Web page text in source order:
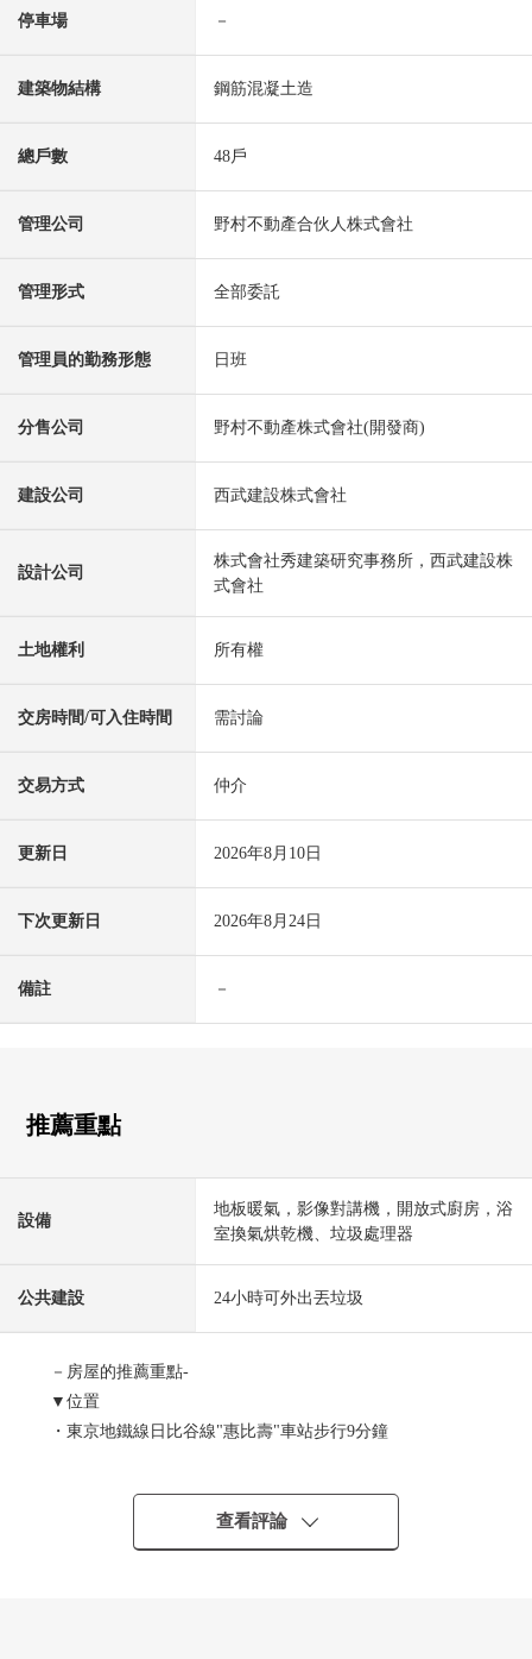
停車場 －
建築物結構 鋼筋混凝土造
總戶數 48戶
管理公司 野村不動產合伙人株式會社
管理形式 全部委託
管理員的勤務形態 日班
分售公司 野村不動產株式會社(開發商)
建設公司 西武建設株式會社
設計公司
株式會社秀建築研究事務所，西武建設株
式會社
土地權利 所有權
交房時間/可入住時間 需討論
交易方式 仲介
更新日 2026年8月10日
下次更新日 2026年8月24日
備註 －
推薦重點
設備
地板暖氣，影像對講機，開放式廚房，浴
室換氣烘乾機、垃圾處理器
公共建設 24小時可外出丟垃圾
－房屋的推薦重點-
▼位置
・東京地鐵線日比谷線"惠比壽"車站步行9分鐘
・東急東橫線"代官山"車站步行10分鐘
▼Mansion的特徴
查看評論